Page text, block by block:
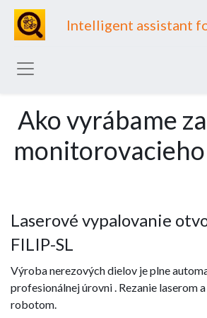
Intelligent assistant
Ako vyrábame
Laserové vypalovanie
FILIP-SL
Výroba nerezových dielov je plne
profesionálnej úrovni . Rezanie laserom
robotom.